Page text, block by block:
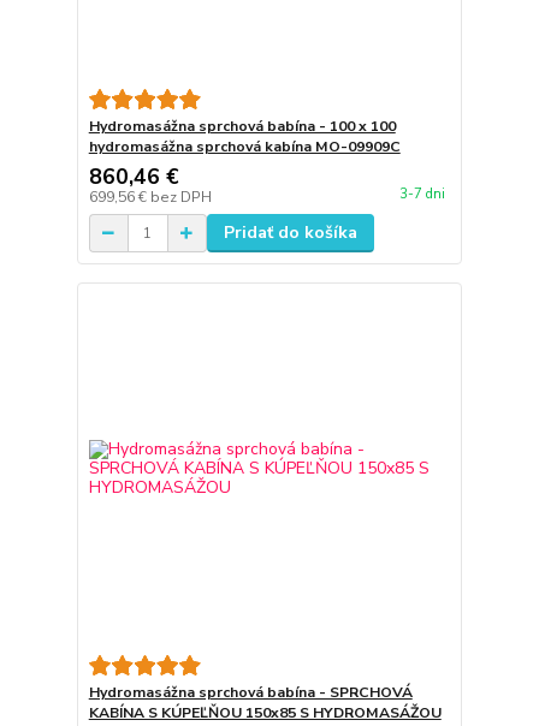
Hydromasážna sprchová babína - 100 x 100
hydromasážna sprchová kabína MO-09909C
860,46 €
699,56 € bez DPH 3-7 dni
Pridať do košíka
Hydromasážna sprchová babína - SPRCHOVÁ
KABÍNA S KÚPEĽŇOU 150x85 S HYDROMASÁŽOU